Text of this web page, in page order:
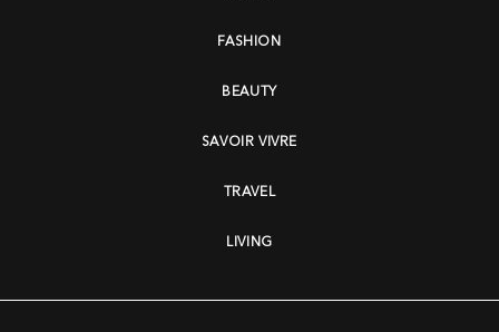
FASHION
BEAUTY
SAVOIR VIVRE
TRAVEL
LIVING